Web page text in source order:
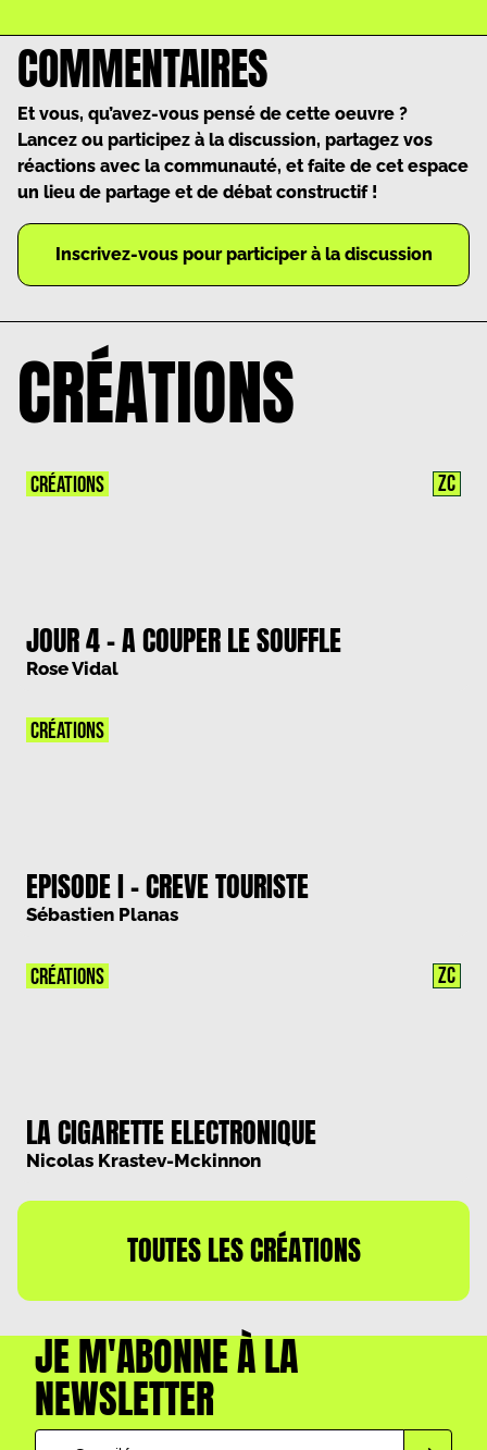
COMMENTAIRES
Et vous, qu’avez-vous pensé de cette oeuvre ?
Lancez ou participez à la discussion, partagez vos
réactions avec la communauté, et faite de cet espace
un lieu de partage et de débat constructif !
Inscrivez-vous pour participer à la discussion
CRÉATIONS
JOUR 4 – A COUPER LE SOUFFLE
Rose Vidal
CRÉATIONS ZC
EPISODE I – CREVE TOURISTE
Sébastien Planas
CRÉATIONS
LA CIGARETTE ELECTRONIQUE
Nicolas Krastev-Mckinnon
CRÉATIONS ZC
TOUTES LES CRÉATIONS
JE M'ABONNE À LA
NEWSLETTER